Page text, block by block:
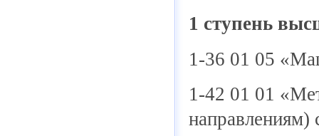
1 ступень
1-36 01 05
1-42 01 01
направлениям)